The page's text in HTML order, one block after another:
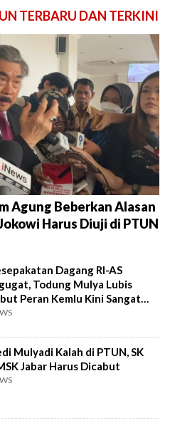
TERBARU DAN TERKINI
Agung Beberkan Alasan
Harus Diuji di PTUN
Dagang RI-AS
Todung Mulya Lubis
Peran Kemlu Kini Sangat
Mulyadi Kalah di PTUN, SK
Jabar Harus Dicabut